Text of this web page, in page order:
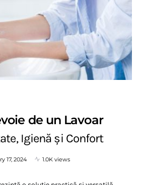
de un Lavoar
Igienă și Confort
17, 2024
1.0K views